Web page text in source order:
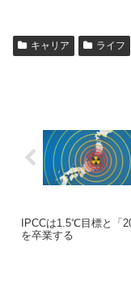
キャリア ライフ
IPCCは1.5℃目標と「
を卒業する